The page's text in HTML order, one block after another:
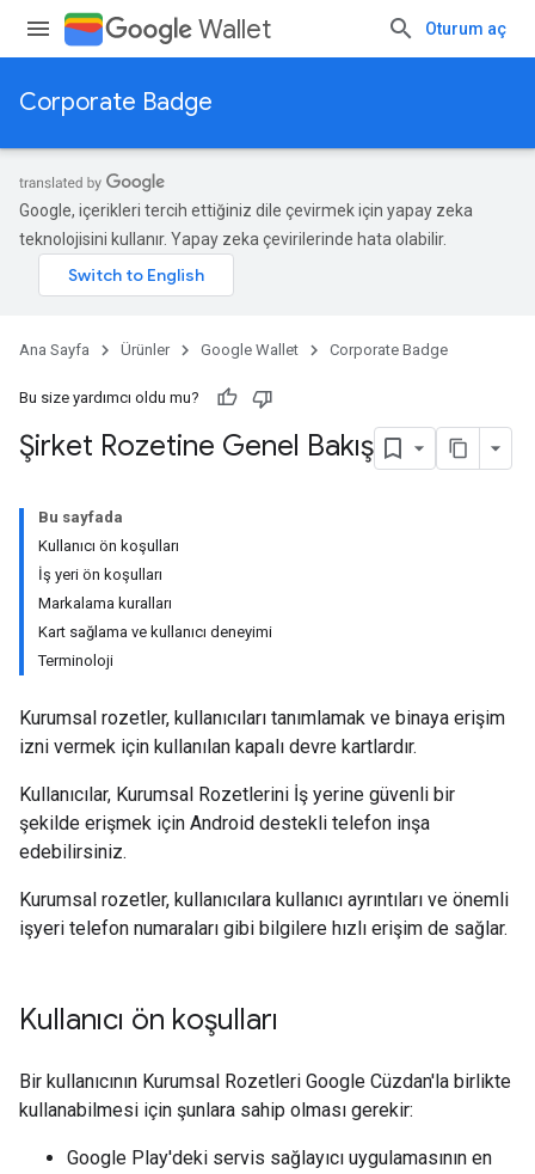
Wallet Oturum aç
Corporate Badge
Google, içerikleri tercih ettiğiniz dile çevirmek için yapay zeka
teknolojisini kullanır. Yapay zeka çevirilerinde hata olabilir.
Ana Sayfa Ürünler Google Wallet Corporate Badge
Bu size yardımcı oldu mu?
Şirket Rozetine Genel Bakış
Bu sayfada
Kullanıcı ön koşulları
İş yeri ön koşulları
Markalama kuralları
Kart sağlama ve kullanıcı deneyimi
Terminoloji
Kurumsal rozetler, kullanıcıları tanımlamak ve binaya erişim
izni vermek için kullanılan kapalı devre kartlardır.
Kullanıcılar, Kurumsal Rozetlerini İş yerine güvenli bir
şekilde erişmek için Android destekli telefon inşa
edebilirsiniz.
Kurumsal rozetler, kullanıcılara kullanıcı ayrıntıları ve önemli
işyeri telefon numaraları gibi bilgilere hızlı erişim de sağlar.
Kullanıcı ön koşulları
Bir kullanıcının Kurumsal Rozetleri Google Cüzdan'la birlikte
kullanabilmesi için şunlara sahip olması gerekir:
Google Play'deki servis sağlayıcı uygulamasının en